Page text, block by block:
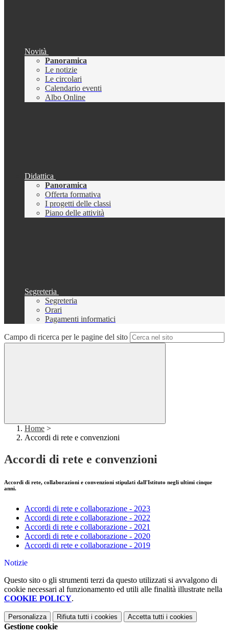
Novità
Panoramica
Le notizie
Le circolari
Calendario eventi
Albo Online
Didattica
Panoramica
Offerta formativa
I progetti delle classi
Piano delle attività
Segreteria
Segreteria
Orari
Pagamenti informatici
Campo di ricerca per le pagine del sito
Home >
Accordi di rete e convenzioni
Accordi di rete e convenzioni
Accordi di rete, collaborazioni e convenzioni stipulati dall'Istituto negli ultimi cinque
anni.
Accordi di rete e collaborazione - 2023
Accordi di rete e collaborazione - 2022
Accordi di rete e collaborazione - 2021
Accordi di rete e collaborazione - 2020
Accordi di rete e collaborazione - 2019
Notizie
Questo sito o gli strumenti terzi da questo utilizzati si avvalgono di
cookie necessari al funzionamento ed utili alle finalità illustrate nella
COOKIE POLICY.
Personalizza Rifiuta tutti i cookies Accetta tutti i cookies
Gestione cookie